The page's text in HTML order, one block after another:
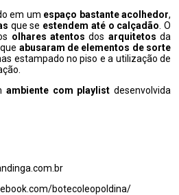
em um espaço bastante acolhedor,
que se estendem até o calçadão . O
olhares atentosdos arquitetosda
abusaram de elementos de sorte
estampado no piso e a utilização de
ambiente com playlist desenvolvida
botecoleopoldina/